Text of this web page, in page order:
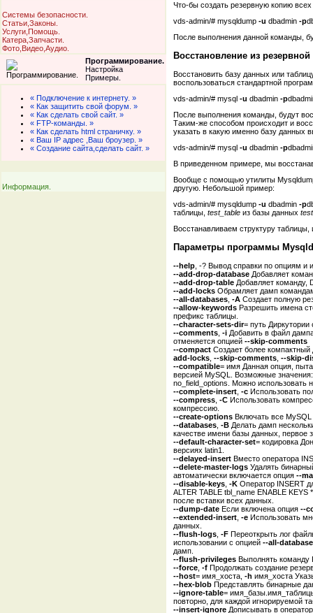
Системы безопасности.
Статьи,Законы.
Услуги,Помощь.
Катера,Запчасти.
Фото,Видео,Аудио.
Программирование.
Настройка
Примеры.
« Подключение к интернету. »
« Как защитить свой форум. »
« Как сделать свой сайт. »
« FTP-команды. »
« Как сделать html страничку. »
« Ваш IP адрес ,Ваш броузер. »
« Создание сайта,сделать сайт. »
Информация.
Что-бы создать резервную копию
vds-admin/# mysqldump -u dbadmin -p
После выполнения данной команды,
Восстановление из
Восстановить базу данных или
воспользоваться стандартной
vds-admin/# mysql -u dbadmin -p
После выполнения команды, будут
Таким-же способом происходит и
указать в какую именно базу данных
vds-admin/# mysql -u dbadmin -p
В приведенном примере, мы
Вообще с помощью утилиты
другую. Небольшой пример:
vds-admin/# mysqldump -u dbadmin -p
таблицы, test_table из базы данных test
Восстанавливаем структуру
Параметры программы
--help , -? Вывод справки по опциям
--add-drop-database Добавляет
--add-drop-table Добавляет команду,
--add-locks Обрамляет дамп
--all-databases -A Создает полную
--allow-keywords Разрешить имена
префикс таблицы.
--character-sets-dir= путь
--comments -i Добавить в файл
отменяется опцией --skip-comments
--compact Создает более
add-locks --skip-comments --skip-
--compatible= имя Данная опция,
версией MySQL. Возможные
no_field_options. Можно использовать
--complete-insert -c Использовать
--compress -C Использовать
компрессию.
--create-options Включать все MySQL
--databases -B Делать дамп
качестве имени базы данных, первое
--default-character-set= кодировка
версиях latin1.
--delayed-insert Вместо оператора
--delete-master-logs Удалять
автоматически включается опция --
--disable-keys -K Оператор INSERT
ALTER TABLE tbl_name ENABLE KEYS
после вставки всех данных.
--dump-date Если включена опция --
--extended-insert -e Использовать
данных.
--flush-logs -F Переоткрыть лог
использовании с опцией --all-
дамп.
--flush-privileges Выполнять команду
--force -f Продолжать создание
--host= имя_хоста, -h имя_хоста
--hex-blob Представлять бинарные
--ignore-table=
повторно, для каждой игнорируемой
--insert-ignore Дописывать в